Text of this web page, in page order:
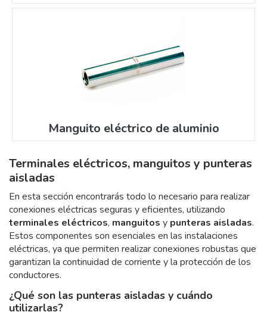
Manguito eléctrico de aluminio
Terminales eléctricos, manguitos y punteras
aisladas
En esta sección encontrarás todo lo necesario para realizar
conexiones eléctricas seguras y eficientes, utilizando
terminales eléctricos, manguitos y punteras aisladas.
Estos componentes son esenciales en las instalaciones
eléctricas, ya que permiten realizar conexiones robustas que
garantizan la continuidad de corriente y la protección de los
conductores.
¿Qué son las punteras aisladas y cuándo
utilizarlas?